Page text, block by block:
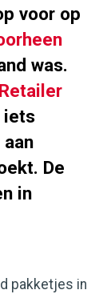
voor op
was.
iets
De
in
pakketjes in